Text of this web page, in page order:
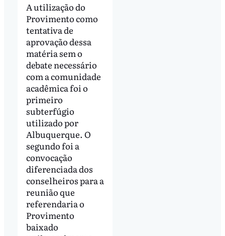
A utilização do
Provimento como
tentativa de
aprovação dessa
matéria sem o
debate necessário
com a comunidade
acadêmica foi o
primeiro
subterfúgio
utilizado por
Albuquerque. O
segundo foi a
convocação
diferenciada dos
conselheiros para a
reunião que
referendaria o
Provimento
baixado